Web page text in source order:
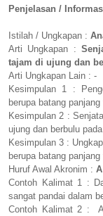
Penjelasan /
Istilah / Ungkapan :
Arti Ungkapan :
tajam di ujung dan
Arti Ungkapan Lain : -
Kesimpulan 1 :
berupa batang
Kesimpulan 2 :
ujung dan berbulu
Kesimpulan 3 :
berupa batang
Huruf Awal Akronim : A
Contoh Kalimat 1 :
sangat pandai dalam
Contoh Kalimat 2 :